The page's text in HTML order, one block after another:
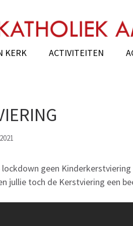
Kerk
KERK ACTIVITEITEN
geen
jullie toch de Kerstviering een